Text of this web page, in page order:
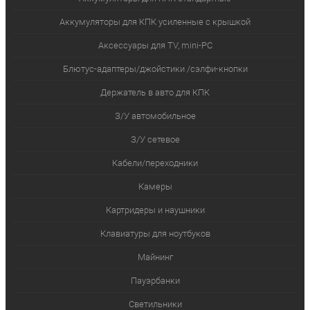
Аккумуляторы для КПК усиленные с крышкой
Аксессуары для TV, mini-PC
Блютус-адаптеры/джойстики /сэлфи-кнопки
Держатель в авто для КПК
З/У автомобильное
З/У сетевое
Кабели/переходники
Камеры
Картридеры и наушники
Клавиатуры для ноутбуков
Майнинг
Пауэрбанки
Светильники